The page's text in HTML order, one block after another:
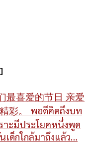
最喜爱的节日 亲爱
彩。 พอดีคิดถึงบท
าะมีประโยคหนึ่งพูด
เด็กใกล้มาถึงแล้ว…